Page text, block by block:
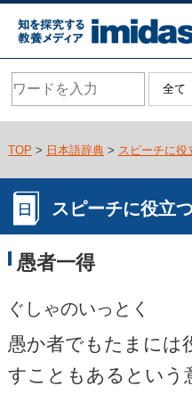
TOP > 日本語辞典> スピーチに
スピーチに役立
愚者一得
ぐしゃのいっとく
愚か者でもたまには
すこともあるという